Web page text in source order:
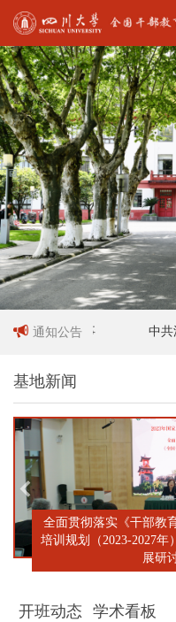
通知公告
员招聘启事 中共洛
基地新闻
全面贯彻落实《干部教
培训规划（2023-2027
展研
开班动态 学术看板